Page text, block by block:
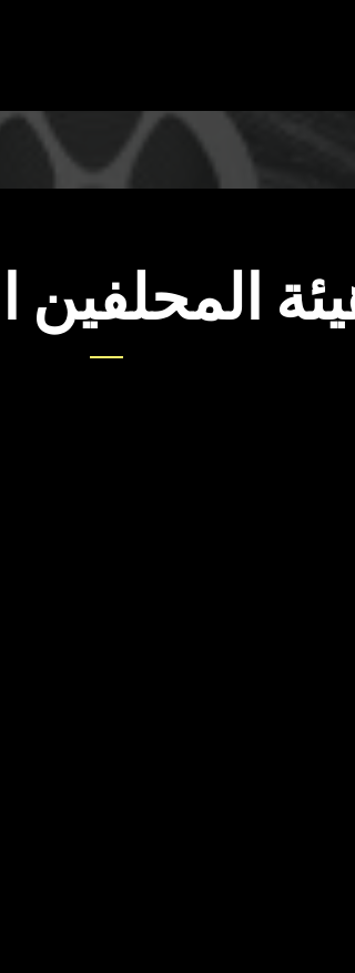
المحلفين